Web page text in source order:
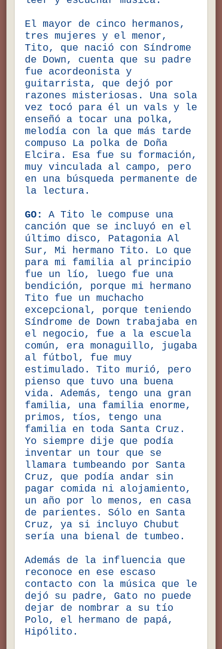
El mayor de cinco hermanos,
tres mujeres y el menor,
Tito, que nació con Síndrome
de Down, cuenta que su padre
fue acordeonista y
guitarrista, que dejó por
razones misteriosas. Una sola
vez tocó para él un vals y le
enseñó a tocar una polka,
melodía con la que más tarde
compuso La polka de Doña
Elcira. Esa fue su formación,
muy vinculada al campo, pero
en una búsqueda permanente de
la lectura.
GO:
A Tito le compuse una
canción que se incluyó en el
último disco, Patagonia Al
Sur, Mi hermano Tito. Lo que
para mi familia al principio
fue un lío, luego fue una
bendición, porque mi hermano
Tito fue un muchacho
excepcional, porque teniendo
Síndrome de Down trabajaba en
el negocio, fue a la escuela
común, era monaguillo, jugaba
al fútbol, fue muy
estimulado. Tito murió, pero
pienso que tuvo una buena
vida. Además, tengo una gran
familia, una familia enorme,
primos, tíos, tengo una
familia en toda Santa Cruz.
Yo siempre dije que podía
inventar un tour que se
llamara tumbeando por Santa
Cruz, que podía andar sin
pagar comida ni alojamiento,
un año por lo menos, en casa
de parientes. Sólo en Santa
Cruz, ya si incluyo Chubut
sería una bienal de tumbeo.
Además de la influencia que
reconoce en ese escaso
contacto con la música que le
dejó su padre, Gato no puede
dejar de nombrar a su tío
Polo, el hermano de papá,
Hipólito.